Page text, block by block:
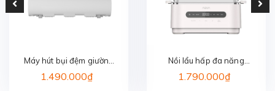
Máy hút bụi đệm giường
AQUA ASM-Y201(W)
1.490.000₫
Nồi lẩu hấp đa năng
AQUA ASMC-ES101(W)
1.790.000₫